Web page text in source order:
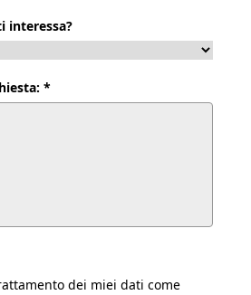
interessa?
*
dei miei dati come